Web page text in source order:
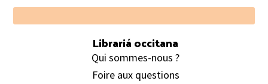
Footer
Librariá occitana
Qui sommes-nous ?
Foire aux questions